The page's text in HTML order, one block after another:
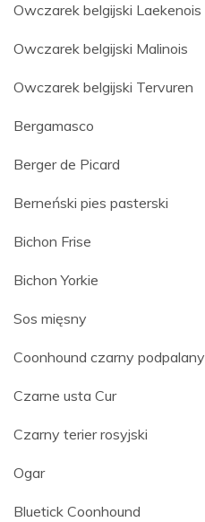
Owczarek belgijski Laekenois
Owczarek belgijski Malinois
Owczarek belgijski Tervuren
Bergamasco
Berger de Picard
Berneński pies pasterski
Bichon Frise
Bichon Yorkie
Sos mięsny
Coonhound czarny podpalany
Czarne usta Cur
Czarny terier rosyjski
Ogar
Bluetick Coonhound